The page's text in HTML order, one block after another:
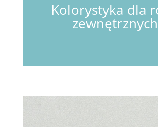
Kolorystyka dla
zewnętrznych